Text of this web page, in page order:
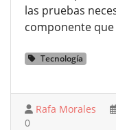
las pruebas
componente
Tecnología
Rafa Morales
0